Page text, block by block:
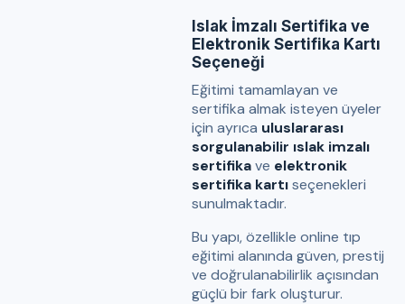
Islak İmzalı Sertifika ve
Elektronik Sertifika Kartı
Seçeneği
Eğitimi tamamlayan ve
sertifika almak isteyen üyeler
için ayrıca uluslararası
sorgulanabilir ıslak imzalı
sertifikave elektronik
sertifika kartıseçenekleri
sunulmaktadır.
Bu yapı, özellikle online tıp
eğitimi alanında güven, prestij
ve doğrulanabilirlik açısından
güçlü bir fark oluşturur.